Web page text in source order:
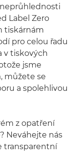
Label Zero
tiskárnám
pro celou řadu
v tiskových
jsme
můžete se
a spolehlivou
z opatření
Neváhejte nás
transparentní